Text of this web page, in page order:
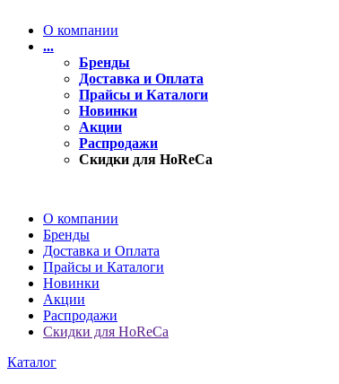
О компании
...
Бренды
Доставка и Оплата
Прайсы и Каталоги
Новинки
Акции
Распродажи
Скидки для HoReCa
О компании
Бренды
Доставка и Оплата
Прайсы и Каталоги
Новинки
Акции
Распродажи
Скидки для HoReCa
Каталог